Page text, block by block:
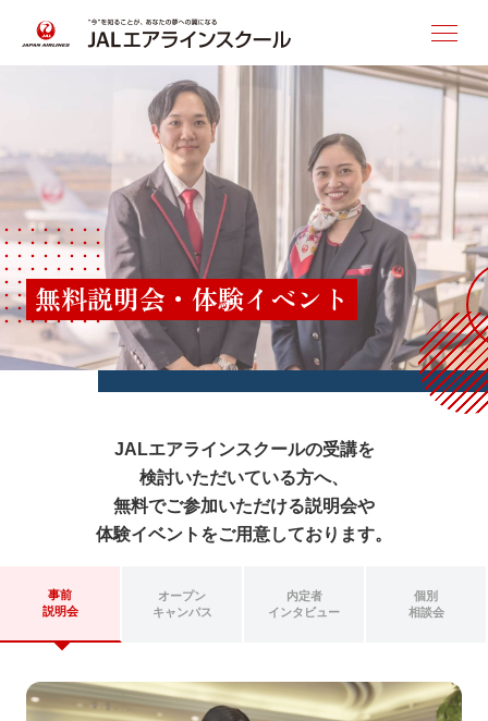
短期集中講座
客室乗務員コース
グランドスタッフコース
レギュラー講座
スタートアップ講座
スタートアップ講座 詳細（コース共通）
無料説明会・体験イベント
講師紹介
合格実績
無料説明会・体験イベント
JALエアラインスクールの受講を
検討いただいている方へ、
無料でご参加いただける説明会や
体験イベントをご用意しております。
事前
説明会
オープン
キャンパス
内定者
インタビュー
個別
相談会